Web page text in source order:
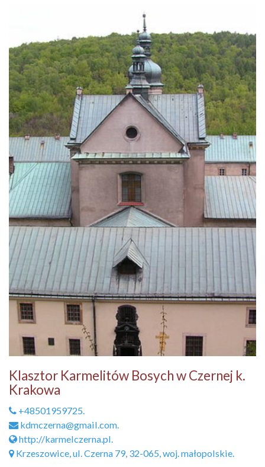
Klasztor Karmelitów Bosych w Czernej k.
Krakowa
+48501959725.
kdmczerna@gmail.com.
http://karmelczerna.pl.
Krzeszowice, ul. Czerna 79, 32-065, woj. małopolskie.